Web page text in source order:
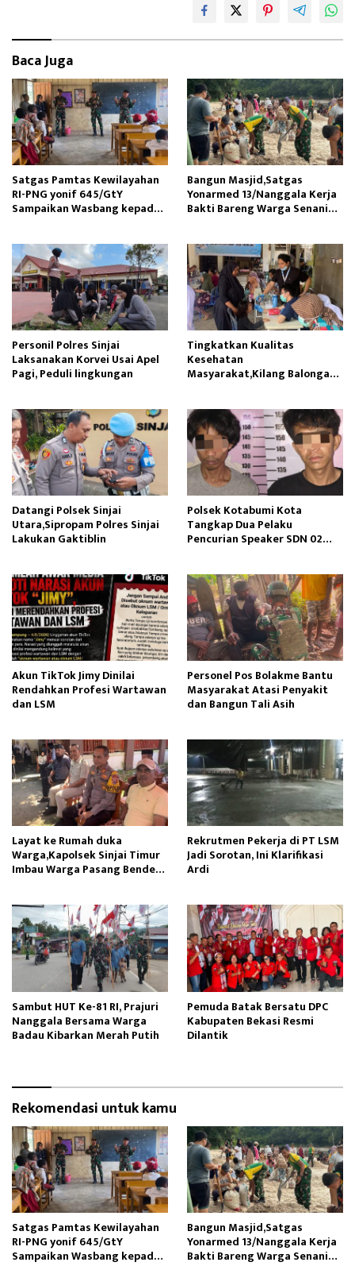
Baca Juga
Satgas Pamtas Kewilayahan
RI-PNG yonif 645/GtY
Sampaikan Wasbang kepada
Bangun Masjid,Satgas
Yonarmed 13/Nanggala Kerja
Bakti Bareng Warga Senaning
Personil Polres Sinjai
Laksanakan Korvei Usai Apel
Pagi, Peduli lingkungan
Tingkatkan Kualitas
Kesehatan
Masyarakat,Kilang Balongan
Datangi Polsek Sinjai
Utara,Sipropam Polres Sinjai
Lakukan Gaktiblin
Polsek Kotabumi Kota
Tangkap Dua Pelaku
Pencurian Speaker SDN 02
Akun TikTok Jimy Dinilai
Rendahkan Profesi Wartawan
dan LSM
Personel Pos Bolakme Bantu
Masyarakat Atasi Penyakit
dan Bangun Tali Asih
Layat ke Rumah duka
Warga,Kapolsek Sinjai Timur
Imbau Warga Pasang Bendera
Rekrutmen Pekerja di PT LSM
Jadi Sorotan, Ini Klarifikasi
Ardi
Sambut HUT Ke-81 RI, Prajuri
Nanggala Bersama Warga
Badau Kibarkan Merah Putih
Pemuda Batak Bersatu DPC
Kabupaten Bekasi Resmi
Dilantik
Rekomendasi untuk kamu
Satgas Pamtas Kewilayahan
RI-PNG yonif 645/GtY
Sampaikan Wasbang kepada
Bangun Masjid,Satgas
Yonarmed 13/Nanggala Kerja
Bakti Bareng Warga Senaning